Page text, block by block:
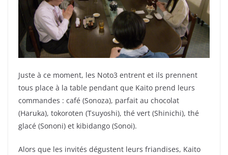
Juste à ce moment, les Noto3 entrent et ils prennent
tous place à la table pendant que Kaito prend leurs
commandes : café (Sonoza), parfait au chocolat
(Haruka), tokoroten (Tsuyoshi), thé vert (Shinichi), thé
glacé (Sononi) et kibidango (Sonoi).
Alors que les invités dégustent leurs friandises, Kaito